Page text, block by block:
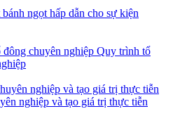
ngọt hấp dẫn cho sự kiện
Quy trình tổ
nghiệp và tạo giá trị thực tiễn